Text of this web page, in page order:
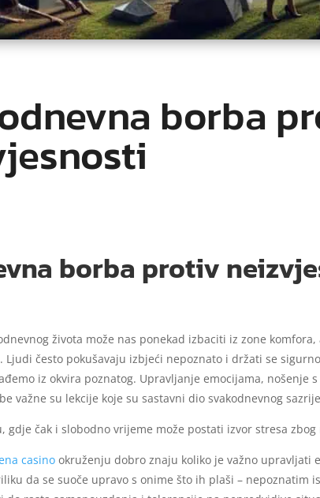
borba
borba protiv
života može nas ponekad izbaciti iz zone
Ljudi često pokušavaju izbjeći nepoznato i držati se
iz okvira poznatog. Upravljanje emocijama,
važne su lekcije koje su sastavni dio svakodnevnog
gdje čak i slobodno vrijeme može postati izvor stresa
casino okruženju dobro znaju koliko je važno upravljati
da se suoče upravo s onime što ih plaši – nepoznatim